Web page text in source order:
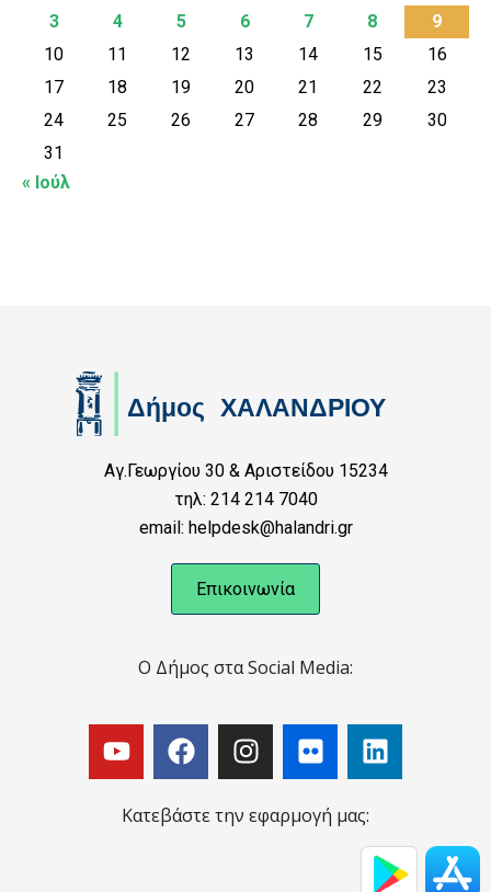
3
4 5 6 7 8
9
10
11 12 13 14 15
16
17
18 19 20 21 22
23
24
25 26 27 28 29
30
31
« Ιούλ
Αγ.Γεωργίου 30 & Αριστείδου 15234
τηλ: 214 214 7040
email: helpdesk@halandri.gr
Επικοινωνία
Ο Δήμος στα Social Media:
Κατεβάστε την εφαρμογή μας: